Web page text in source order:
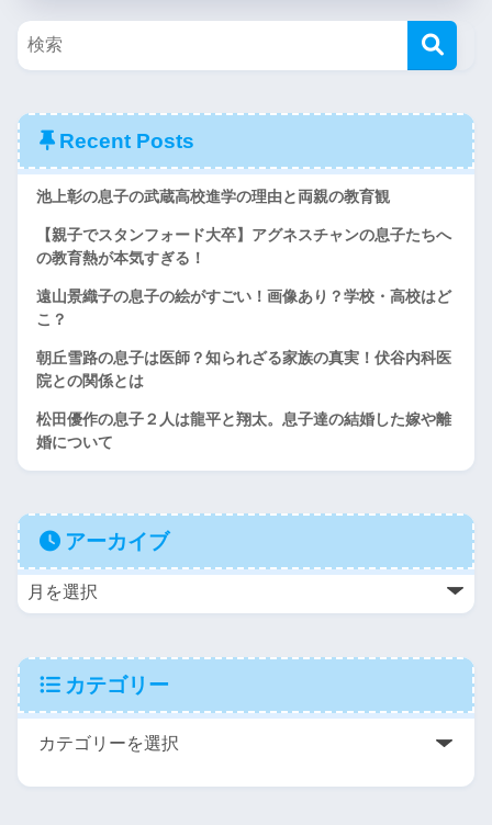
Recent Posts
池上彰の息子の武蔵高校進学の理由と両親の教育観
【親子でスタンフォード大卒】アグネスチャンの息子たちへ
の教育熱が本気すぎる！
遠山景織子の息子の絵がすごい！画像あり？学校・高校はど
こ？
朝丘雪路の息子は医師？知られざる家族の真実！伏谷内科医
院との関係とは
松田優作の息子２人は龍平と翔太。息子達の結婚した嫁や離
婚について
アーカイブ
カテゴリー